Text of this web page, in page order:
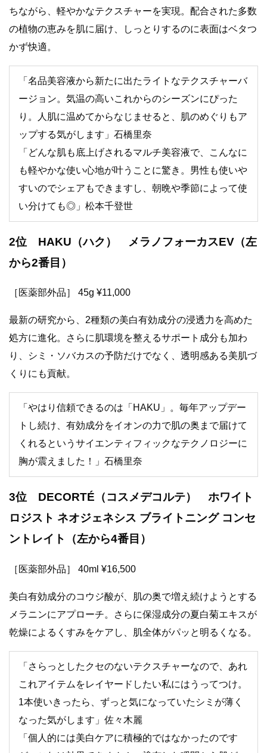
ちながら、軽やかなテクスチャーを実現。配合された多数
の植物の恵みを肌に届け、しっとりするのに表面はベタつ
かず快適。
「名品美容液から新たに出たライトなテクスチャーバ
ージョン。気温の高いこれからのシーズンにぴった
り。人肌に温めてからなじませると、肌のめぐりもア
ップする気がします」石橋里奈
「どんな肌も底上げされるマルチ美容液で、こんなに
も軽やかな使い心地が叶うことに驚き。男性も使いや
すいのでシェアもできますし、朝晩や季節によって使
い分けても◎」松本千登世
2位 HAKU（ハク） メラノフォーカスEV（左
から2番目）
［医薬部外品］ 45g ¥11,000
最新の研究から、2種類の美白有効成分の浸透力を高めた
処方に進化。さらに肌環境を整えるサポート成分も加わ
り、シミ・ソバカスの予防だけでなく、透明感ある美肌づ
くりにも貢献。
「やはり信頼できるのは「HAKU」。毎年アップデー
トし続け、有効成分をイオンの力で肌の奥まで届けて
くれるというサイエンティフィックなテクノロジーに
胸が震えました！」石橋里奈
3位 DECORTÉ（コスメデコルテ） ホワイト
ロジスト ネオジェネシス ブライトニング コンセ
ントレイト（左から4番目）
［医薬部外品］ 40ml ¥16,500
美白有効成分のコウジ酸が、肌の奥で増え続けようとする
メラニンにアプローチ。さらに保湿成分の夏白菊エキスが
乾燥によるくすみをケアし、肌全体がパッと明るくなる。
「さらっとしたクセのないテクスチャーなので、あれ
これアイテムをレイヤードしたい私にはうってつけ。
1本使いきったら、ずっと気になっていたシミが薄く
なった気がします」佐々木麗
「個人的には美白ケアに積極的ではなかったのです